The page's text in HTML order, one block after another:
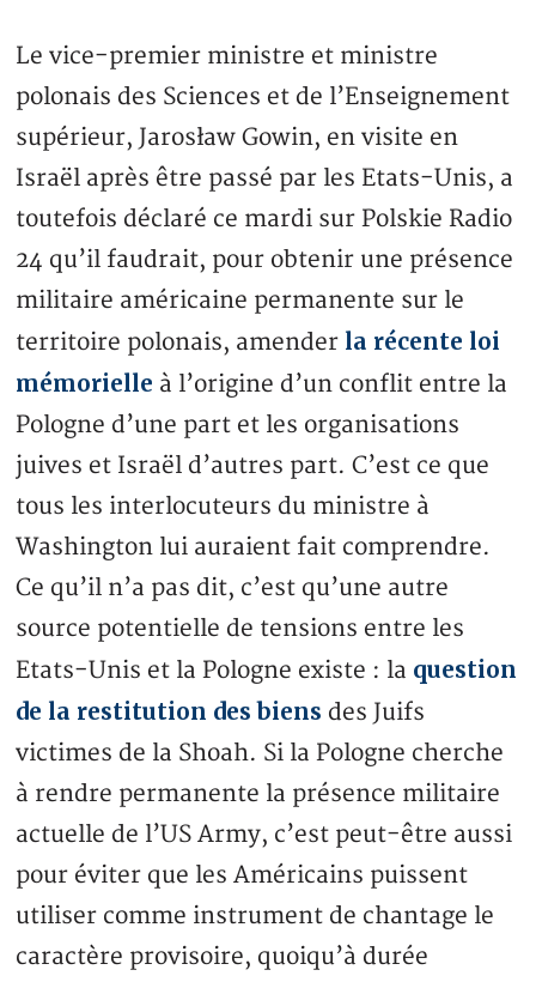
Le vice-premier ministre et ministre
polonais des Sciences et de l’Enseignement
supérieur, Jarosław Gowin, en visite en
Israël après être passé par les Etats-Unis, a
toutefois déclaré ce mardi sur Polskie Radio
24 qu’il faudrait, pour obtenir une présence
militaire américaine permanente sur le
territoire polonais, amender la récente loi
mémorielle à l’origine d’un conflit entre la
Pologne d’une part et les organisations
juives et Israël d’autres part. C’est ce que
tous les interlocuteurs du ministre à
Washington lui auraient fait comprendre.
Ce qu’il n’a pas dit, c’est qu’une autre
source potentielle de tensions entre les
Etats-Unis et la Pologne existe : la question
de la restitution des biens des Juifs
victimes de la Shoah. Si la Pologne cherche
à rendre permanente la présence militaire
actuelle de l’US Army, c’est peut-être aussi
pour éviter que les Américains puissent
utiliser comme instrument de chantage le
caractère provisoire, quoiqu’à durée